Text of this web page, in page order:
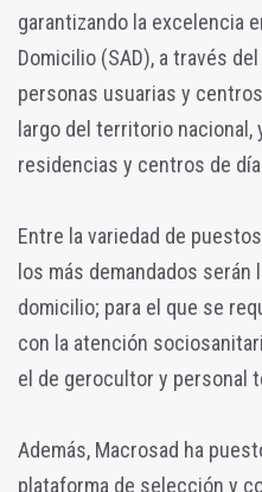
garantizando la excelencia
Domicilio (SAD), a través
personas usuarias y
largo del territorio
residencias y centros de
Entre la variedad de
los más demandados serán
domicilio; para el que se
con la atención
el de gerocultor y personal
Además, Macrosad ha
plataforma de selección y